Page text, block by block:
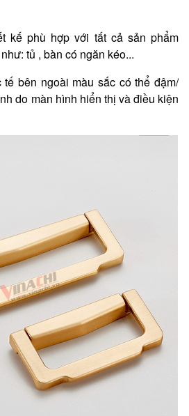
kế phù hợp với tất cả sản phẩm
tủ , bàn có ngăn kéo...
bên ngoài màu sắc có thể đậm/
do màn hình hiển thị và điều kiện